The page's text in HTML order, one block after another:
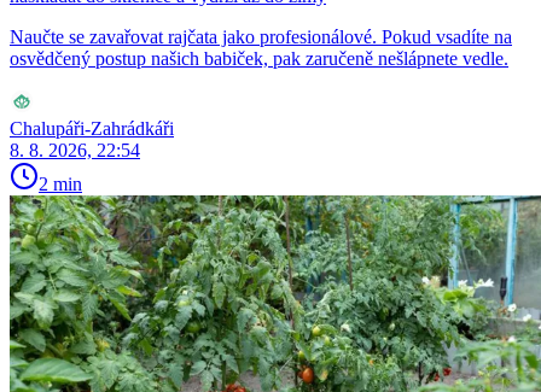
Naučte se zavařovat rajčata jako profesionálové. Pokud vsadíte na
osvědčený postup našich babiček, pak zaručeně nešlápnete vedle.
Chalupáři-Zahrádkáři
8. 8. 2026, 22:54
2 min